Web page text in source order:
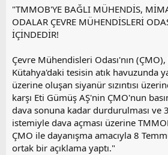
y
l
a
"TMMOB'YE BAĞLI MÜHENDİS,
ODALAR ÇEVRE MÜHENDİSLERİ
İÇİNDEDİR!
Çevre Mühendisleri Odası'nın
Kütahya'daki tesisin atık havuzunda
üzerine oluşan siyanür sızıntısı
karşı Eti Gümüş AŞ'nin ÇMO'nun
dava sonuna kadar durdurulması ve
istemiyle dava açması üzerine
ÇMO ile dayanışma amacıyla 8
ortak bir açıklama yaptı."